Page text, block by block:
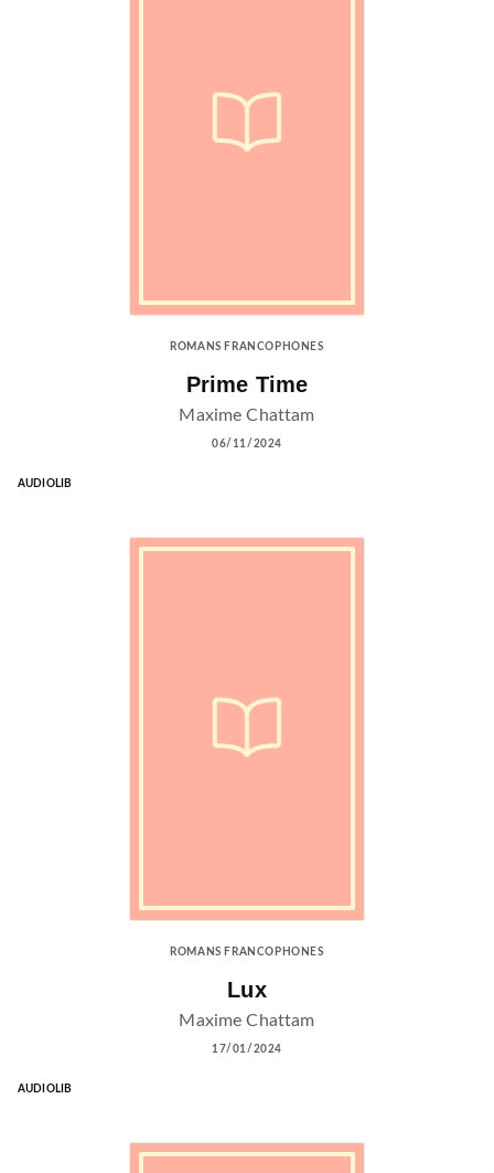
ROMANS FRANCOPHONES
Prime Time
Maxime Chattam
06/11/2024
AUDIOLIB
ROMANS FRANCOPHONES
Lux
Maxime Chattam
17/01/2024
AUDIOLIB